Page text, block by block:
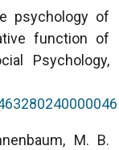
psychology of
function of
Psychology,
M. B.